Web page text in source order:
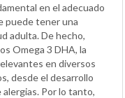
en el adecuado
puede tener una
adulta. De hecho,
Omega 3 DHA, la
en diversos
desde el desarrollo
Por lo tanto,